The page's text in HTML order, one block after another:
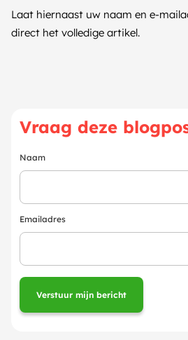
Laat hiernaast uw naam en e-
direct het volledige artikel.
Vraag deze
Naam
Emailadres